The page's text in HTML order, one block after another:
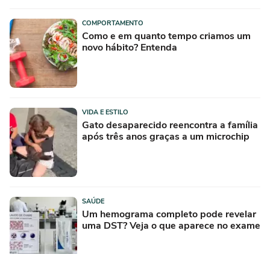
COMPORTAMENTO
Como e em quanto tempo criamos um
novo hábito? Entenda
VIDA E ESTILO
Gato desaparecido reencontra a família
após três anos graças a um microchip
SAÚDE
Um hemograma completo pode revelar
uma DST? Veja o que aparece no exame